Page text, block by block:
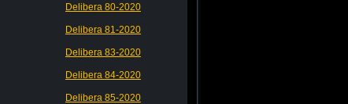
Delibera 80-2020
Delibera 81-2020
Delibera 83-2020
Delibera 84-2020
Delibera 85-2020